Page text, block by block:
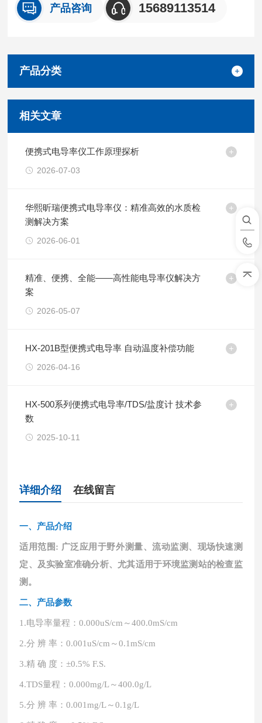
产品咨询 15689113514
产品分类
相关文章
便携式电导率仪工作原理探析
2026-07-03
华熙昕瑞便携式电导率仪：精准高效的水质检
测解决方案
2026-06-01
精准、便携、全能——高性能电导率仪解决方
案
2026-05-07
HX-201B型便携式电导率 自动温度补偿功能
2026-04-16
HX-500系列便携式电导率/TDS/盐度计 技术参
数
2025-10-11
详细介绍 在线留言
一、 产品介绍
适用范围 : 广泛应用于野外测量、流动监测、现场快速测
定、及实验室准确分析、尤其适用于环境监测站的检查监
测。
二、产品参数
1.电导率量程：0.000uS/cm～400.0mS/cm
2.分 辨 率：0.001uS/cm～0.1mS/cm
3.精 确 度：±0.5% F.S.
4.TDS量程：0.000mg/L～400.0g/L
5.分 辨 率：0.001mg/L～0.1g/L